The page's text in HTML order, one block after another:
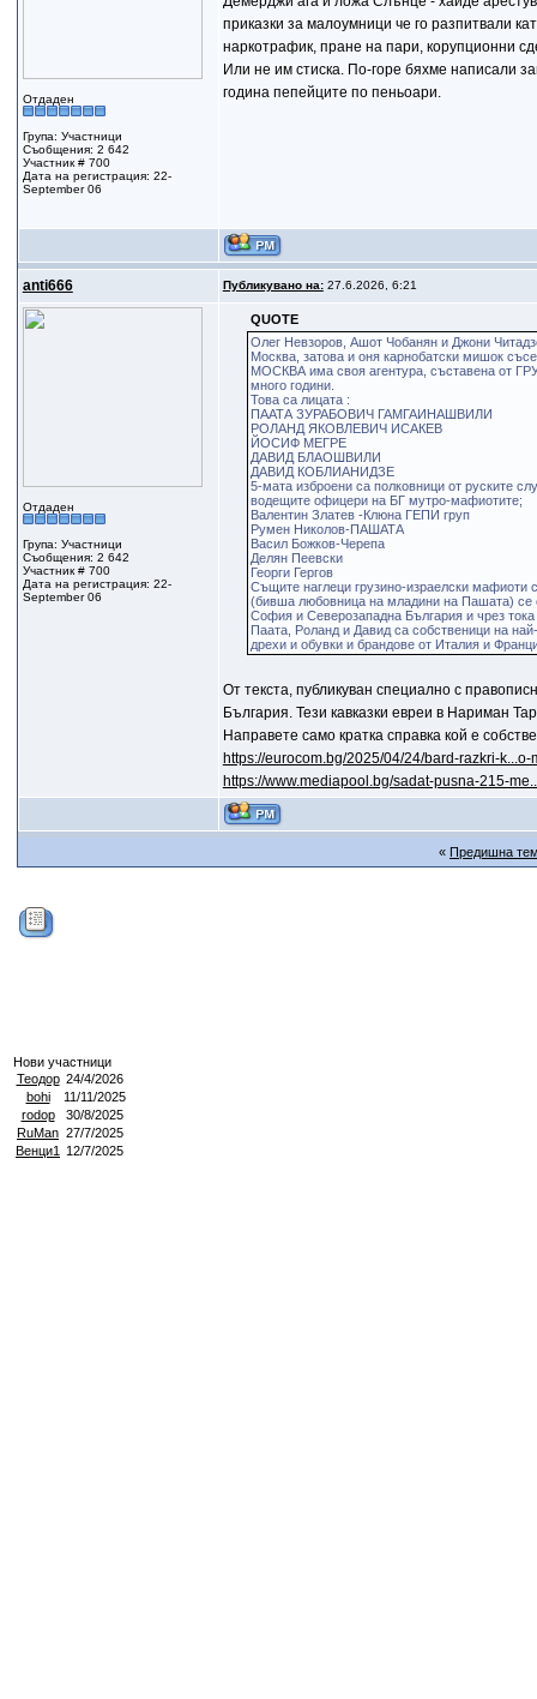
Отдаден
Група: Участници
Съобщения: 2 642
Участник # 700
Дата на регистрация: 22-
September 06
приказки за малоумници че го разпитвали
наркотрафик, пране на пари, корупционни
Или не им стиска. По-горе бяхме написали
година пепейците по пеньоари.
anti666 Публикувано на:27.6.2026, 6:21
Отдаден
Група: Участници
Съобщения: 2 642
Участник # 700
Дата на регистрация: 22-
September 06
QUOTE
Олег Невзоров, Ашот Чобанян и Джони
Москва, затова и оня карнобатски мишок
МОСКВА има своя агентура, съставена от
много години.
Това са лицата :
ПААТА ЗУРАБОВИЧ ГАМГАИНАШВИЛИ
РОЛАНД ЯКОВЛЕВИЧ ИСАКЕВ
ЙОСИФ МЕГРЕ
ДАВИД БЛАОШВИЛИ
ДАВИД КОБЛИАНИДЗЕ
5-мата изброени са полковници от руските
водещите офицери на БГ мутро-мафиотите;
Валентин Златев -Клюна ГЕПИ груп
Румен Николов-ПАШАТА
Васил Божков-Черепа
Делян Пеевски
Георги Гергов
Същите наглеци грузино-израелски
(бивша любовница на младини на Пашата) се
София и Северозападна България и чрез
Паата, Роланд и Давид са собственици на
дрехи и обувки и брандове от Италия и
От текста, публикуван специално с
България. Тези кавказки евреи в Нариман
Направете само кратка справка кой е
https://eurocom.bg/2025/04/24/bard-razkri-k...o-
https://www.mediapool.bg/sadat-pusna-215-
« Предишна
Нови участници
Теодор 24/4/2026
bohi
11/11/2025
rodop
30/8/2025
RuMan 27/7/2025
Венци1
12/7/2025